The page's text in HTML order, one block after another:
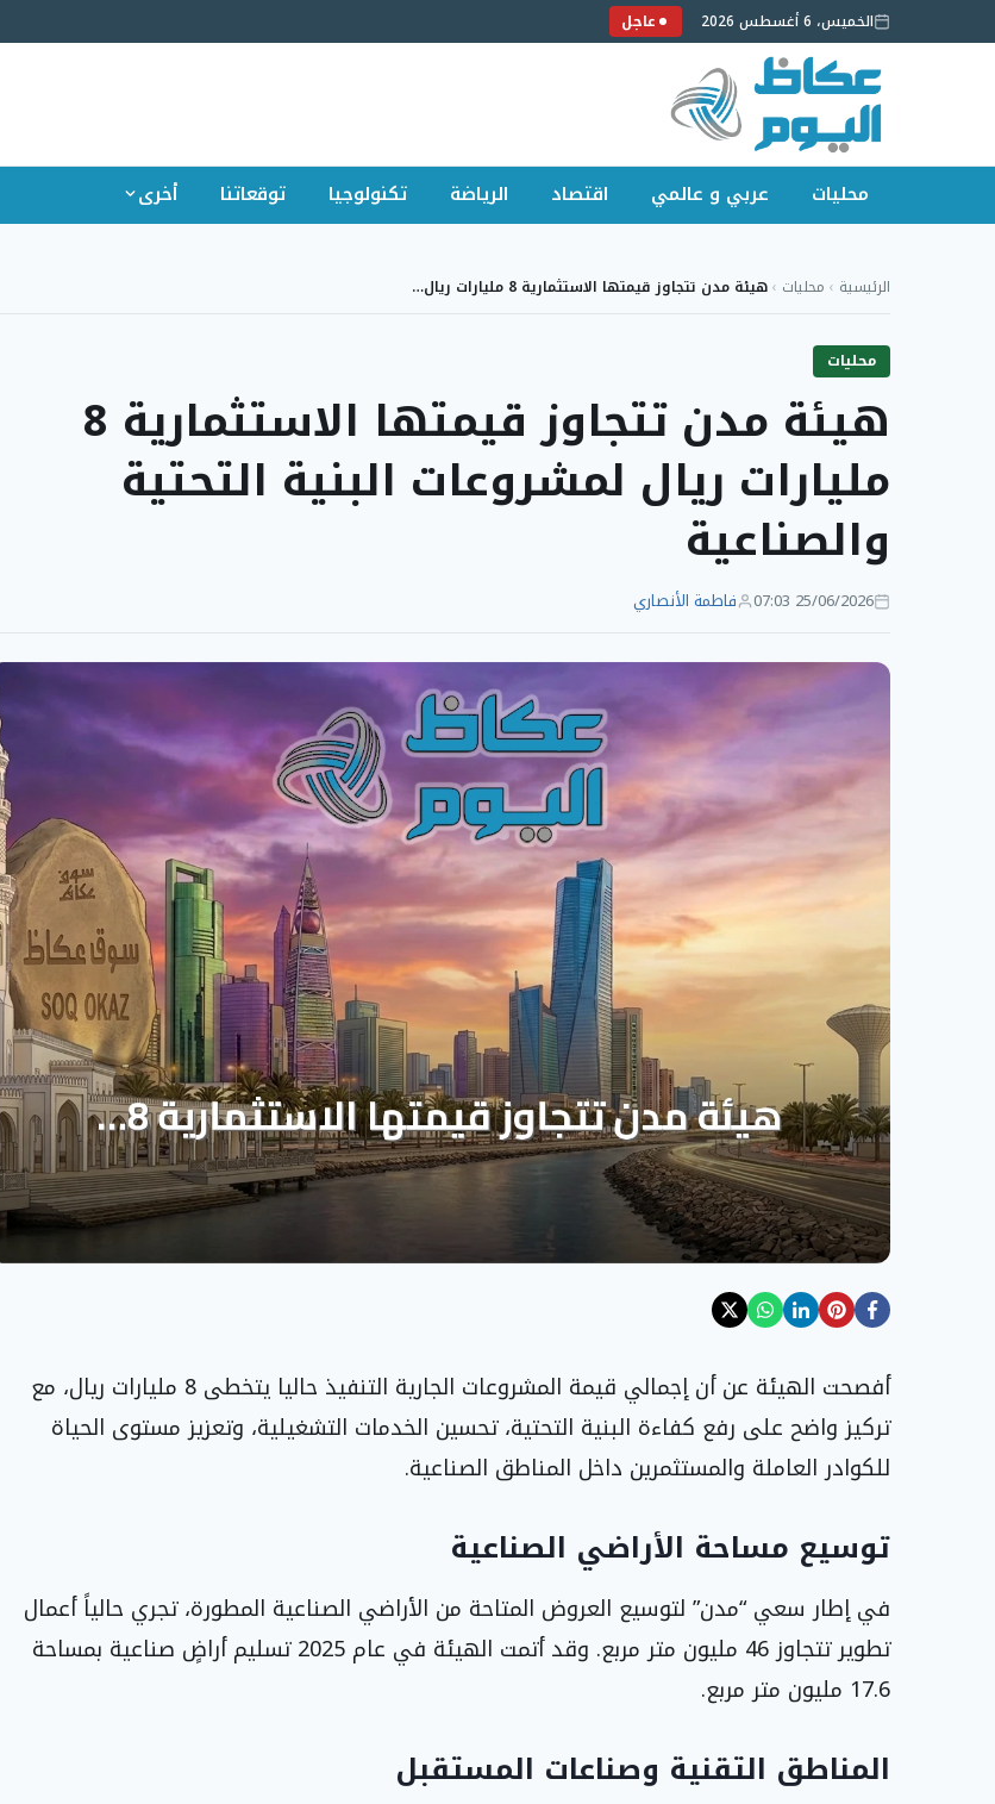
الخميس، 6 أغسطس 2026 عاجل
محليات عربي و عالمي اقتصاد الرياضة تكنولوجيا توقعاتنا أخرى
الرئيسية › محليات ›هيئة مدن تتجاوز قيمتها الاستثمارية 8 مليارات ريال…
محليات
هيئة مدن تتجاوز قيمتها الاستثمارية 8
مليارات ريال لمشروعات البنية التحتية
والصناعية
25/06/2026 07:03 فاطمة الأنصاري
أفصحت الهيئة عن أن إجمالي قيمة المشروعات الجارية التنفيذ حاليا يتخطى 8 مليارات ريال، مع
تركيز واضح على رفع كفاءة البنية التحتية، تحسين الخدمات التشغيلية، وتعزيز مستوى الحياة
للكوادر العاملة والمستثمرين داخل المناطق الصناعية.
توسيع مساحة الأراضي الصناعية
في إطار سعي “مدن” لتوسيع العروض المتاحة من الأراضي الصناعية المطورة، تجري حالياً أعمال
تطوير تتجاوز 46 مليون متر مربع. وقد أتمت الهيئة في عام 2025 تسليم أراضٍ صناعية بمساحة
17.6 مليون متر مربع.
المناطق التقنية وصناعات المستقبل